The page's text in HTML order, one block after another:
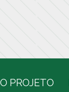
O PROJETO